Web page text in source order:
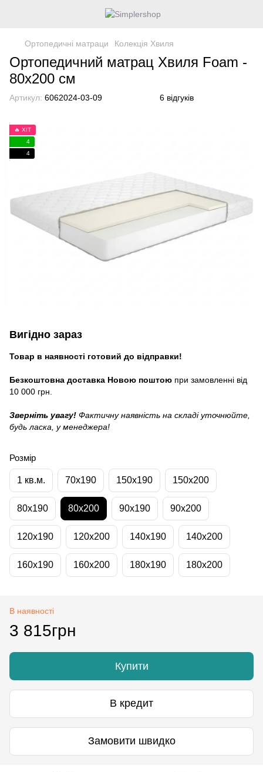
Ортопедичні матраци Колекція Хвиля
Ортопедичний матрац Хвиля Foam -
80х200 см
Артикул: 6062024-03-09 6 відгуків
🔥 ХІТ
4
4
Вигідно зараз
Товар в наявності готовий до відправки!
Безкоштовна доставка Новою поштою при замовленні від
10 000 грн.
Зверніть увагу! Фактичну наявність на складі уточнюйте,
будь ласка, у менеджера!
Розмір
1 кв.м. 70x190 150x190 150x200
80x190 80x200 90x190 90x200
120x190 120x200 140x190 140x200
160x190 160x200 180x190 180x200
В наявності
3 815грн
Купити
В кредит
Замовити швидко